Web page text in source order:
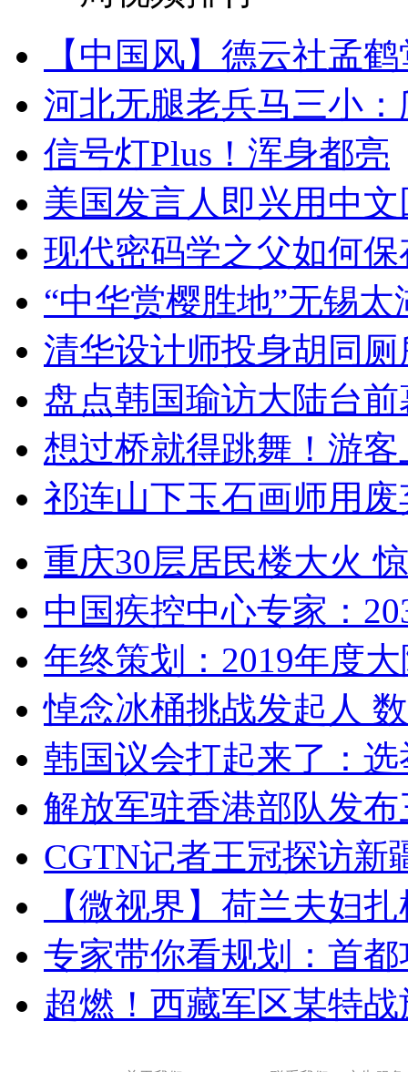
【中国风】德云社孟
河北无腿老兵马三小
信号灯Plus！浑身都亮
美国发言人即兴用中
现代密码学之父如何
“中华赏樱胜地”无锡
清华设计师投身胡同
盘点韩国瑜访大陆台
想过桥就得跳舞！游客
祁连山下玉石画师用
重庆30层居民楼大火
中国疾控中心专家：
年终策划：2019年度
悼念冰桶挑战发起人
韩国议会打起来了：
解放军驻香港部队发
CGTN记者王冠探访新
【微视界】荷兰夫妇
专家带你看规划：首
超燃！西藏军区某特